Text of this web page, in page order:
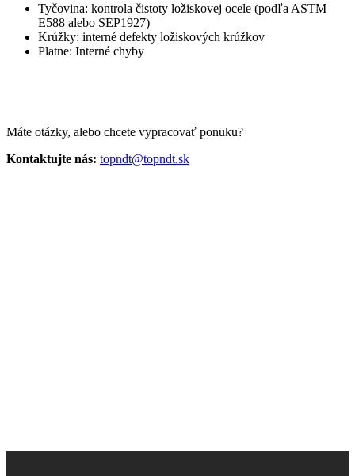
Tyčovina: kontrola čistoty ložiskovej ocele (podľa ASTM
E588 alebo SEP1927)
Krúžky: interné defekty ložiskových krúžkov
Platne: Interné chyby
Máte otázky, alebo chcete vypracovať ponuku?
Kontaktujte nás: topndt@topndt.sk